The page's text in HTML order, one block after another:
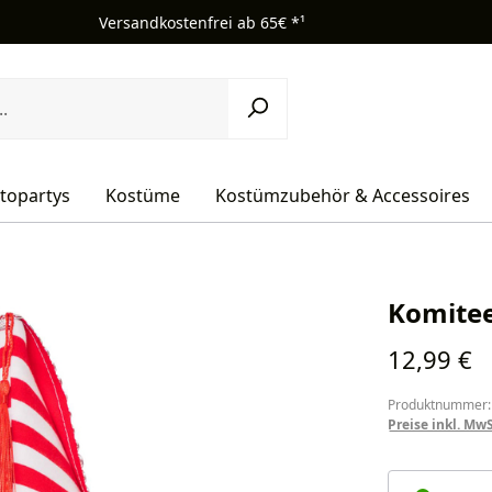
Versandkostenfrei ab 65€ *¹
Kostüme Kostümzubehör & Accessoires
Regulärer
12,99 €
Preise inkl.